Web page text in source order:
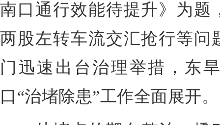
南口通行效能待提升》为题
两股左转车流交汇抢行等问
门迅速出台治理举措，东
口“治堵除患”工作全面展开。